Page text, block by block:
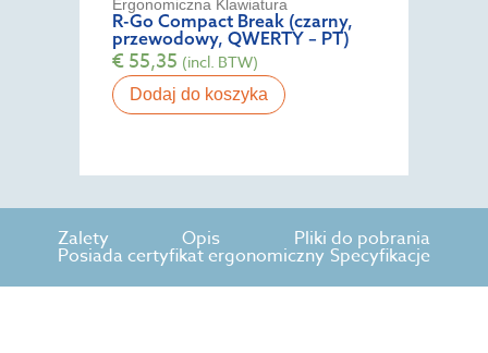
Ergonomiczna Klawiatura
R-Go Compact Break (czarny,
przewodowy, QWERTY – PT)
€55,35 (incl. BTW)
Dodaj do koszyka
Zalety Opis Pliki do pobrania
Posiada certyfikat ergonomiczny Specyfikacje